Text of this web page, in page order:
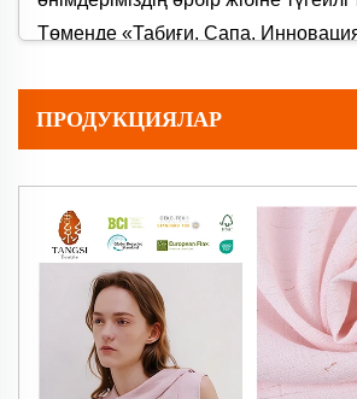
Төменде «Табиғи, Сапа,
ерекшеліктері қарастырылған.
Неліктен Біздің Мақта-
Керек? Негізгі
1. Өлшеусіз Қоршаған Ортаны
Біздің зығыр матамыз кәдімгі
едәуір аз су мен пестицидтерді
ПРОДУКЦИЯЛАР